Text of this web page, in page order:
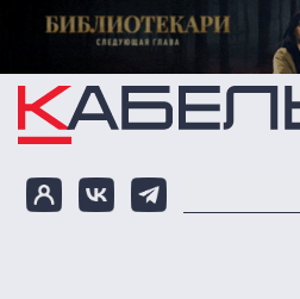
Перейти к основному